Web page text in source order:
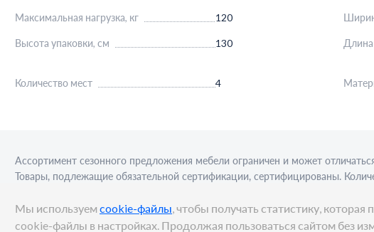
Максимальная нагрузка, кг 120
Высота упаковки, см 130 Длина
Количество мест 4
Ассортимент сезонного предложения мебели ограничен и может
Товары, подлежащие обязательной сертификации, сертифицированы.
Мы используем cookie-файлы, чтобы получать статистику,
cookie-файлы в настройках. Продолжая пользоваться сайтом без